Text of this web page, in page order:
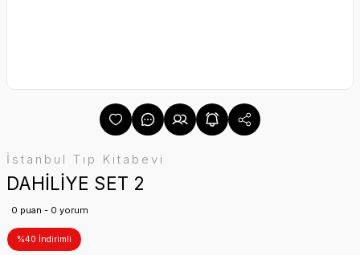
İstanbul Tıp Kitabevi
DAHİLİYE SET 2
0 puan - 0 yorum
%40 İndirimli